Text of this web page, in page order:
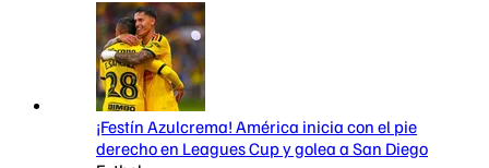
¡Festín Azulcrema! América inicia con el pie
derecho en Leagues Cup y golea a San Diego